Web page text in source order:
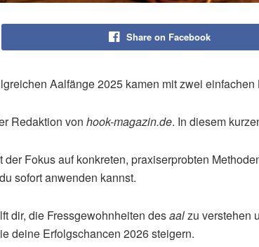
Share on Facebook
Aalfänge 2025 kamen mit zwei
Redaktion von hook-magazin.de. In diesem
der Fokus auf konkreten, praxiserprobten
sofort anwenden kannst.
dir, die Fressgewohnheiten desaalzu verstehen
deine Erfolgschancen 2026 steigern.